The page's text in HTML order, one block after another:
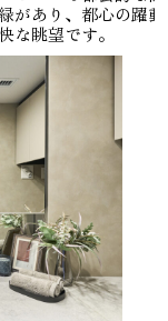
があり、都心の躍動
な眺望です。